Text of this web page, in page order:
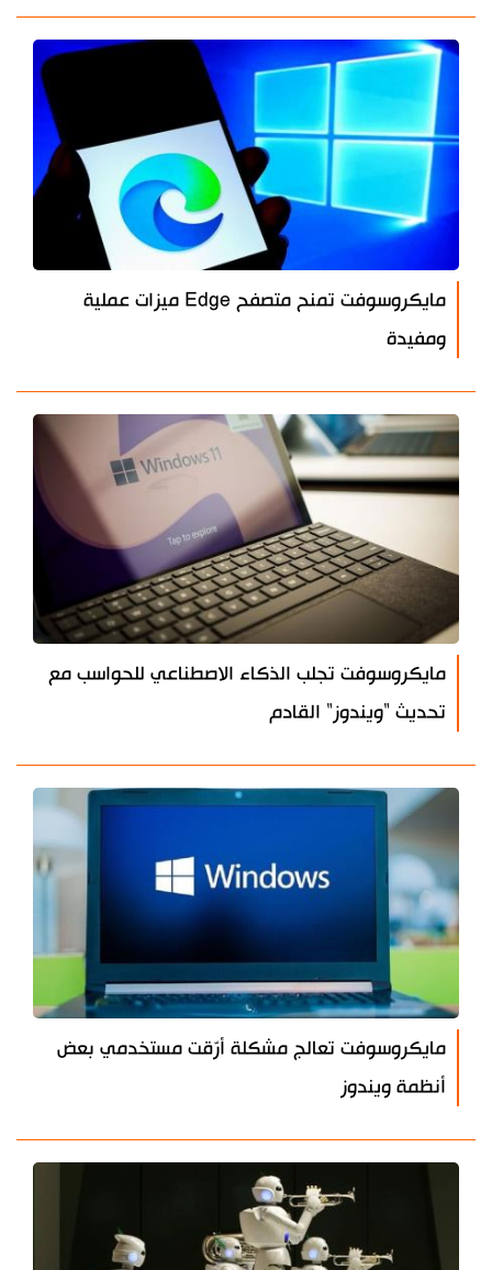
مايكروسوفت تمنح متصفح Edge ميزات عملية
ومفيدة
مايكروسوفت تجلب الذكاء الاصطناعي للحواسب مع
تحديث "ويندوز" القادم
مايكروسوفت تعالج مشكلة أرّقت مستخدمي بعض
أنظمة ويندوز